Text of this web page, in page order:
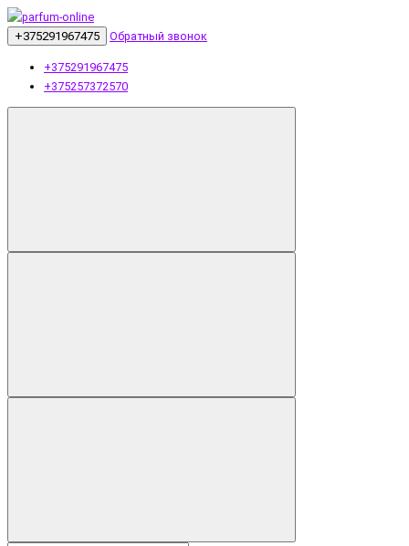
+375291967475 Обратный звонок
+375291967475
+375257372570